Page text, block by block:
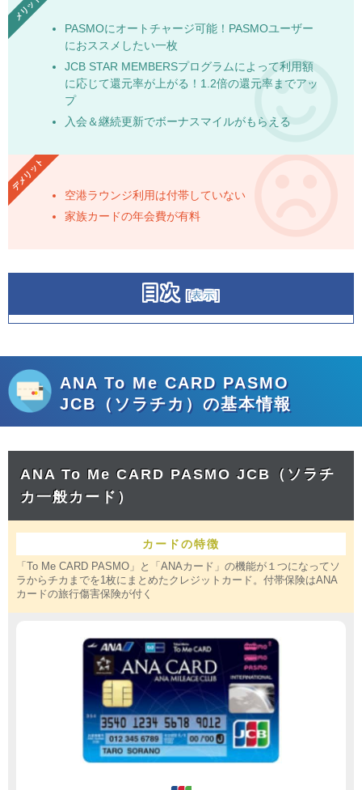
PASMOにオートチャージ可能！PASMOユーザー
におススメしたい一枚
JCB STAR MEMBERSプログラムによって利用額
に応じて還元率が上がる！1.2倍の還元率までアッ
プ
入会＆継続更新でボーナスマイルがもらえる
空港ラウンジ利用は付帯していない
家族カードの年会費が有料
目次 [表示]
ANA To Me CARD PASMO
JCB（ソラチカ）の基本情報
ANA To Me CARD PASMO JCB（ソラチ
カ一般カード）
カードの特徴
「To Me CARD PASMO」と「ANAカード」の機能が１つになってソ
ラからチカまでを1枚にまとめたクレジットカード。付帯保険はANA
カードの旅行傷害保険が付く